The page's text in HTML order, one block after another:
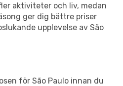
aktiviteter och liv, medan
ger dig bättre priser
upplevelse av São
för São Paulo innan du